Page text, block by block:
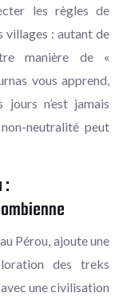
les règles de
villages : autant de
manière de «
vous apprend,
jours n’est jamais
neutralité peut
:
Pérou, ajoute une
des treks
une civilisation